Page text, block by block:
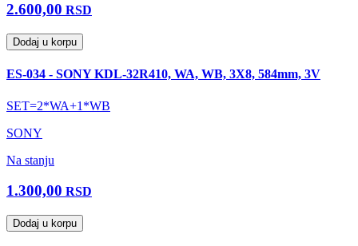
2.600,00 RSD
Dodaj u korpu
ES-034 - SONY KDL-32R410, WA, WB, 3X8, 584mm, 3V
SET=2*WA+1*WB
SONY
Na stanju
1.300,00 RSD
Dodaj u korpu